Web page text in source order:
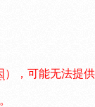
），可能无法提供